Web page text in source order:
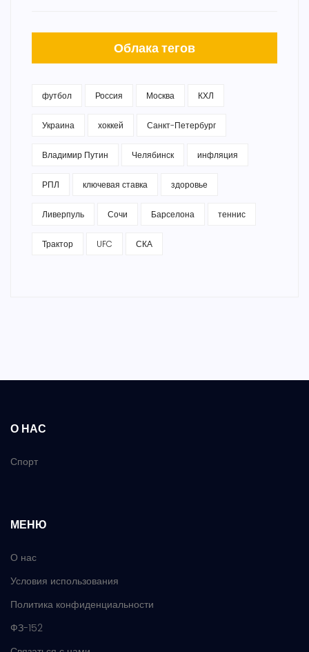
Облака тегов
футбол Россия Москва КХЛ
Украина хоккей Санкт-Петербург
Владимир Путин Челябинск инфляция
РПЛ ключевая ставка здоровье
Ливерпуль Сочи Барселона теннис
Трактор UFC СКА
О НАС
Спорт
МЕНЮ
О нас
Условия использования
Политика конфиденциальности
ФЗ-152